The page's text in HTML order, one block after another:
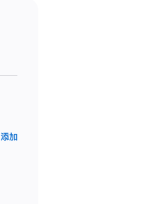
添加AppleCare+